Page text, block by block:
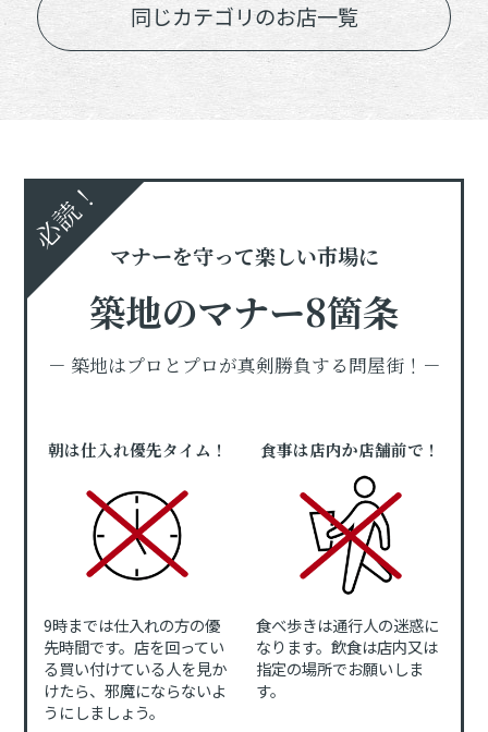
同じカテゴリのお店一覧
必読！
マナーを守って楽しい市場に
築地のマナー8箇条
－ 築地はプロとプロが真剣勝負する問屋街！－
朝は仕入れ優先タイム！
9時までは仕入れの方の優
先時間です。店を回ってい
る買い付けている人を見か
けたら、邪魔にならないよ
うにしましょう。
食事は店内か店舗前で！
食べ歩きは通行人の迷惑に
なります。飲食は店内又は
指定の場所でお願いしま
す。